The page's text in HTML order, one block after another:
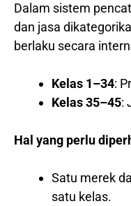
Dalam sistem
dan jasa
berlaku secara
Kelas 1–34:
Kelas 35–45:
Hal yang perlu
Satu merek
satu kelas.